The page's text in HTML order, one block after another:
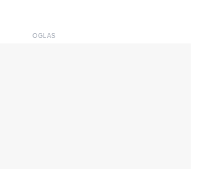
OGLAS